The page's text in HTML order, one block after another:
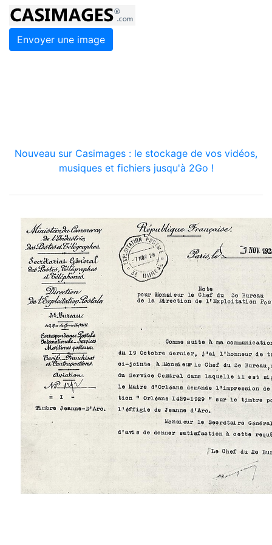
Envoyer une image
Nouveau sur Casimages : le stockage de vos vidéos,
musiques et fichiers jusqu'à 2Go !